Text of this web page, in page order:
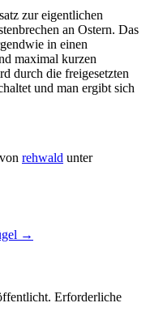
zur eigentlichen
an Ostern. Das
in einen
maximal kurzen
durch die freigesetzten
und man ergibt sich
von rehwald unter
→
Erforderliche